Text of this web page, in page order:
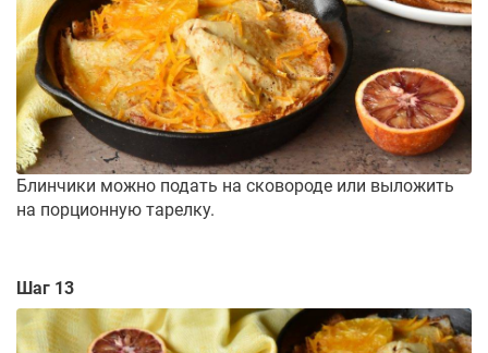
Блинчики можно подать на сковороде или выложить
на порционную тарелку.
Шаг 13